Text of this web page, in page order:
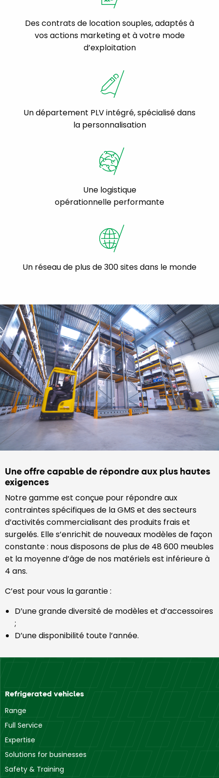
Des contrats de location souples, adaptés à
vos actions marketing et à votre mode
d’exploitation
Un département PLV intégré, spécialisé dans
la personnalisation
Une logistique
opérationnelle performante
Un réseau de plus de 300 sites dans le monde
Une offre capable de répondre aux plus hautes
exigences
Notre gamme est conçue pour répondre aux
contraintes spécifiques de la GMS et des secteurs
d’activités commercialisant des produits frais et
surgelés. Elle s’enrichit de nouveaux modèles de façon
constante : nous disposons de plus de 48 600 meubles
et la moyenne d’âge de nos matériels est inférieure à
4 ans.
C’est pour vous la garantie :
D’une grande diversité de modèles et d’accessoires
;
D’une disponibilité toute l’année.
Refrigerated vehicles
Range
Full Service
Expertise
Solutions for businesses
Safety & Training